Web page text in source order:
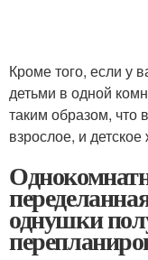
Кроме того, если у
детьми в одной
таким образом, что
взрослое, и
однушки